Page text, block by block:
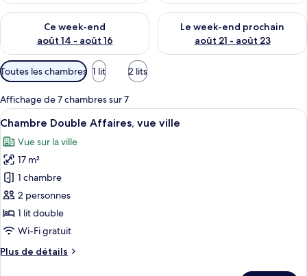
Ce week-end
août 14 - août 16
Vérifier la disponibilité pour ce week-end août 14 - août 16
Le week-end prochain
août 21 - août 23
Vérifier la disponibilité pour
Filtres
disponibles
pour
les
chambres
Toutes les chambres 1 lit 2 lits
Affichage de 7 chambres sur 7
Afficher
toutes
les
photos
pour
ce
type
de
chambre :
Chambre
Bureau, espace de travail pour
3
Chambre Double Affaires, vue ville
Vue sur la ville
17 m²
1 chambre
2 personnes
1 lit double
Wi-Fi gratuit
Plus de détails
Plus